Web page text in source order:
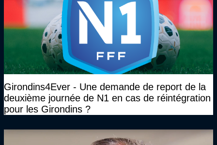
Girondins4Ever - Une demande de report de la
deuxième journée de N1 en cas de réintégration
pour les Girondins ?